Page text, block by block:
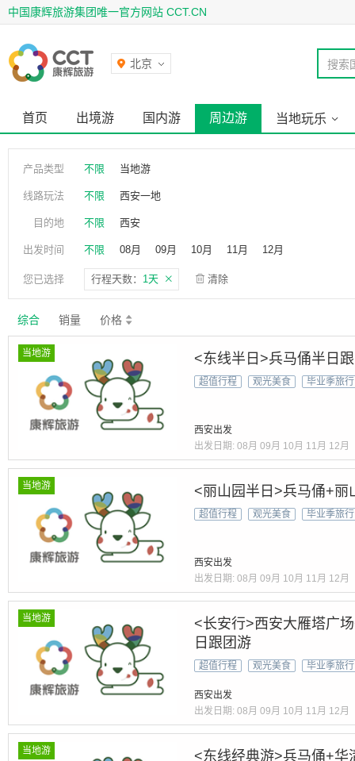
中国康辉旅游集团唯一官方网站 CCT.CN
北京 搜索
首页 出境游 国内游 周边游 当地玩乐
产品类型 不限 当地游
线路玩法 不限 西安一地
目的地 不限 西安
出发时间 不限 08月 09月 10月 11月 12月
您已选择 行程天数： 1天 清除
综合 销量 价格
当地游 <东线半日>兵马俑半日
超值行程 观光美食 毕业季旅行
西安出发
出发日期: 08月 09月 10月 11月 12月
当地游 <丽山园半日>兵马俑+丽
超值行程 观光美食 毕业季旅行
西安出发
出发日期: 08月 09月 10月 11月 12月
当地游
<长安行>西安大雁塔广
日跟团游
超值行程 观光美食 毕业季旅行
西安出发
出发日期: 08月 09月 10月 11月 12月
当地游 <东线经典游>兵马俑+华